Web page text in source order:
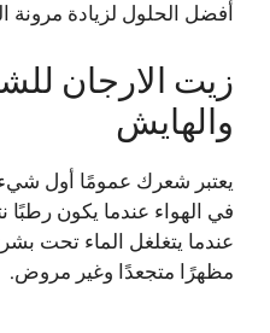
أفضل الحلول لزيادة مرونة
زيت الارجان
والهايش
يعتبر شعرك عمومًا أول
في الهواء عندما يكون رطبًا
عندما يتغلغل الماء تحت
مظهرًا متجعدًا وغير مروض.